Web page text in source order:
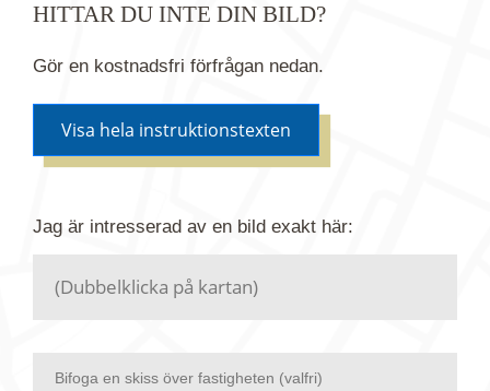
HITTAR DU INTE DIN BILD?
Gör en kostnadsfri förfrågan nedan.
Visa hela instruktionstexten
förfrågan. Vi har flera miljoner bilder i vårt arkiv
Jag är intresserad av en bild exakt här:
Bifoga en skiss över fastigheten (valfri)